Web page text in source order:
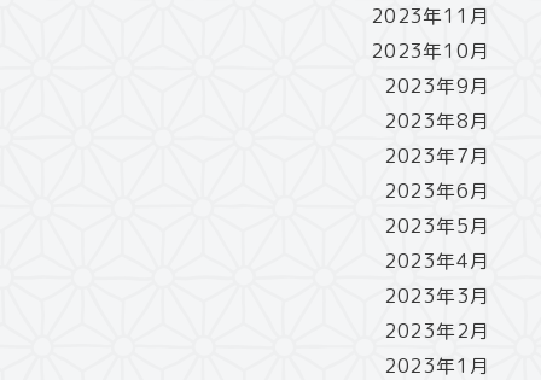
2023年11月
2023年10月
2023年9月
2023年8月
2023年7月
2023年6月
2023年5月
2023年4月
2023年3月
2023年2月
2023年1月